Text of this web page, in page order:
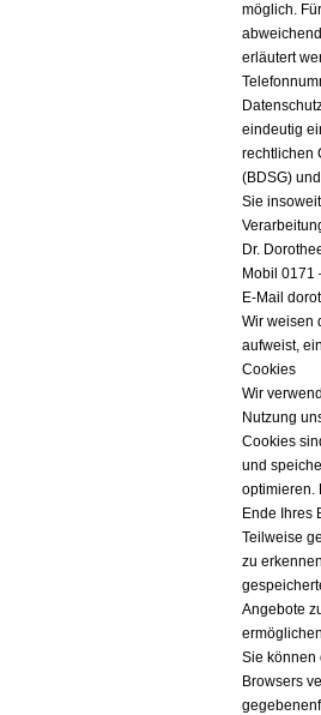
möglich.
erläutert
eindeutig
rechtlichen
(BDSG)
Sie
Dr.
Mobil 0171
E-Mail
Wir weisen
aufweist,
Cookies
Wir
Nutzung
Cookies
und
optimieren.
Ende Ihres
Teilweise
zu
Angebote
Sie können
Browsers